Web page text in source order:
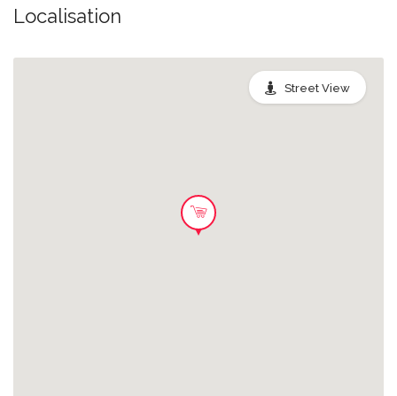
Localisation
Street View